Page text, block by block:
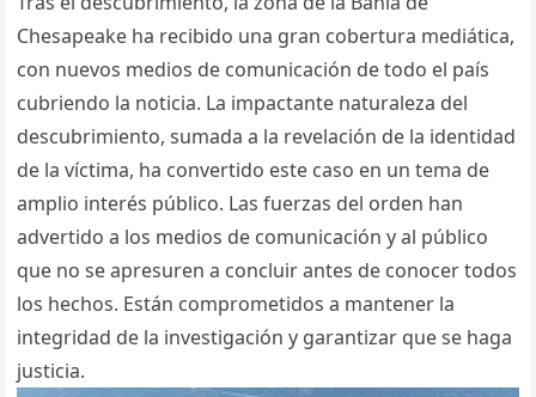
Chesapeake ha recibido una gran cobertura mediática,
con nuevos medios de comunicación de todo el país
cubriendo la noticia. La impactante naturaleza del
descubrimiento, sumada a la revelación de la identidad
de la víctima, ha convertido este caso en un tema de
amplio interés público. Las fuerzas del orden han
advertido a los medios de comunicación y al público
que no se apresuren a concluir antes de conocer todos
los hechos. Están comprometidos a mantener la
integridad de la investigación y garantizar que se haga
justicia.